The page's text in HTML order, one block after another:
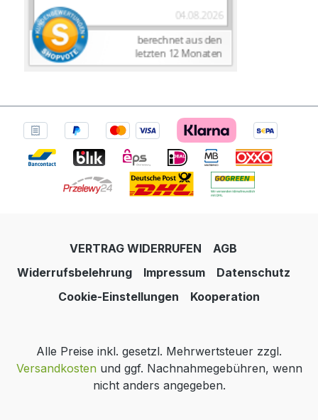
VERTRAG WIDERRUFEN
AGB
Widerrufsbelehrung
Impressum
Datenschutz
Cookie-Einstellungen
Kooperation
Alle Preise inkl. gesetzl. Mehrwertsteuer zzgl.
Versandkostenund ggf. Nachnahmegebühren, wenn
nicht anders angegeben.